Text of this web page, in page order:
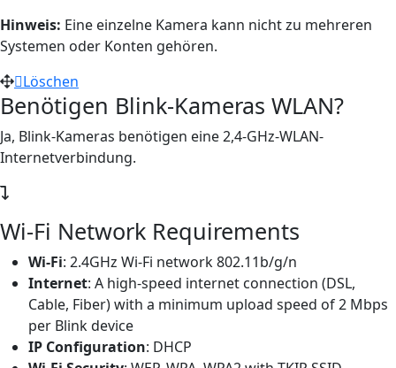
Hinweis: Eine einzelne Kamera kann nicht zu mehreren
Systemen oder Konten gehören.
Löschen
Benötigen Blink-Kameras WLAN?
Ja, Blink-Kameras benötigen eine 2,4-GHz-WLAN-
Internetverbindung.
Wi-Fi Network Requirements
Wi-Fi: 2.4GHz Wi-Fi network 802.11b/g/n
Internet: A high-speed internet connection (DSL,
Cable, Fiber) with a minimum upload speed of 2 Mbps
per Blink device
IP Configuration: DHCP